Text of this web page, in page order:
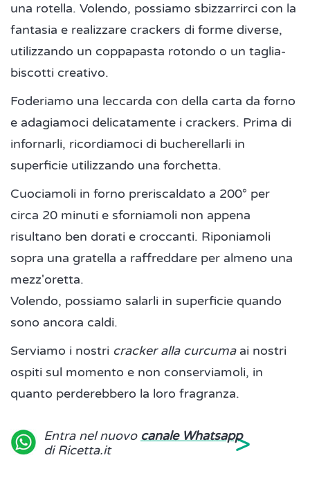
una rotella. Volendo, possiamo sbizzarrirci con la
fantasia e realizzare crackers di forme diverse,
utilizzando un coppapasta rotondo o un taglia-
biscotti creativo.
Foderiamo una leccarda con della carta da forno
e adagiamoci delicatamente i crackers. Prima di
infornarli, ricordiamoci di bucherellarli in
superficie utilizzando una forchetta.
Cuociamoli in forno preriscaldato a 200° per
circa 20 minuti e sforniamoli non appena
risultano ben dorati e croccanti. Riponiamoli
sopra una gratella a raffreddare per almeno una
mezz'oretta.
Volendo, possiamo salarli in superficie quando
sono ancora caldi.
Serviamo i nostri cracker alla curcumaai nostri
ospiti sul momento e non conserviamoli, in
quanto perderebbero la loro fragranza.
Entra nel nuovo canale Whatsapp
di Ricetta.it
>